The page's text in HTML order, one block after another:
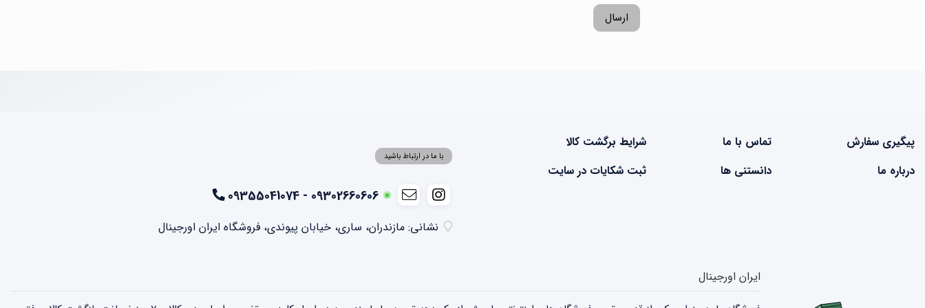
ارسال
پیگیری سفارش تماس با ما
شرایط برگشت کالا
درباره ما
دانستنی ها ثبت شکایات در سایت
با ما در ارتباط باشید
09302660606 - 09355041074
نشانی: مازندران، ساری، خیابان پیوندی، فروشگاه ایران اورجینال
ایران اورجینال